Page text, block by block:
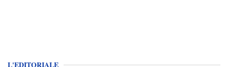
L'EDITORIALE